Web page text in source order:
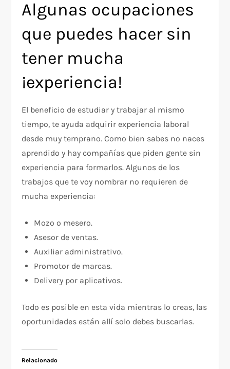
Algunas ocupaciones
que puedes hacer sin
tener mucha
¡experiencia!
El beneficio de estudiar y trabajar al mismo
tiempo, te ayuda adquirir experiencia laboral
desde muy temprano. Como bien sabes no naces
aprendido y hay compañías que piden gente sin
experiencia para formarlos. Algunos de los
trabajos que te voy nombrar no requieren de
mucha experiencia:
Mozo o mesero.
Asesor de ventas.
Auxiliar administrativo.
Promotor de marcas.
Delivery por aplicativos.
Todo es posible en esta vida mientras lo creas, las
oportunidades están allí solo debes buscarlas.
Relacionado